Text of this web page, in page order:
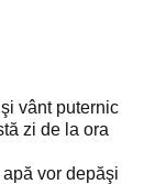
vânt puternic
zi de la ora
vor depăşi